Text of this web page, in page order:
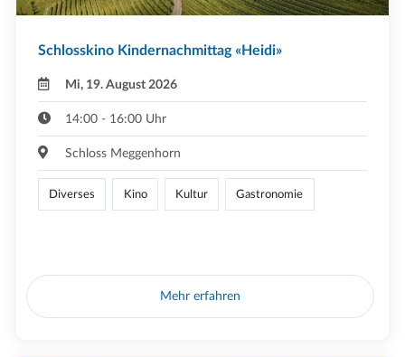
Schlosskino Kindernachmittag «Heidi»
Mi, 19. August 2026
14:00 - 16:00 Uhr
Schloss Meggenhorn
Diverses Kino Kultur Gastronomie
Mehr erfahren